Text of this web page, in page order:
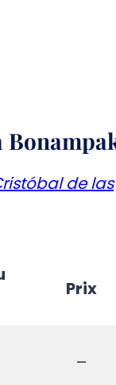
de las
Prix
–